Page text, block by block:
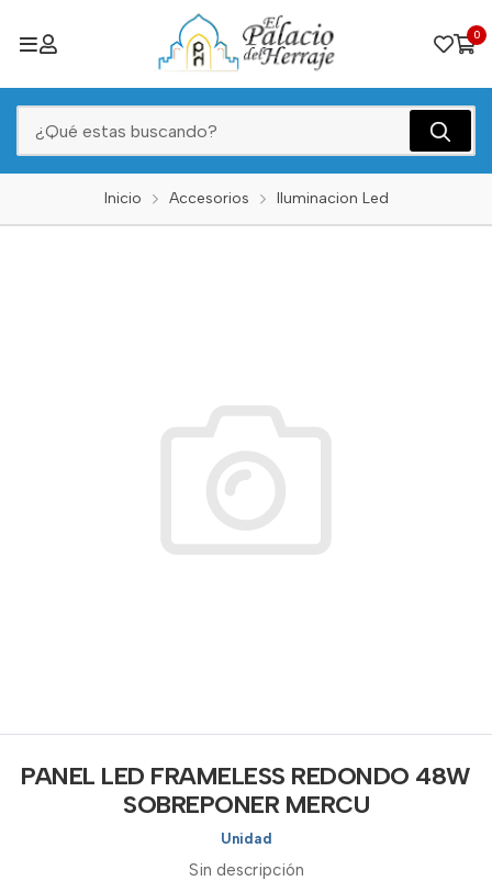
0
Inicio Accesorios Iluminacion Led
PANEL LED FRAMELESS REDONDO 48W
SOBREPONER MERCU
Unidad
Sin descripción